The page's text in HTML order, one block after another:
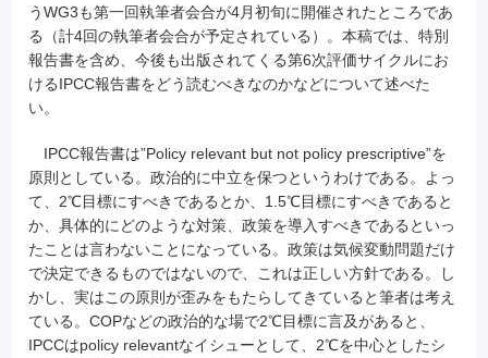
o
o
k
うWG3も第一回執筆者会合が4月初旬に開催されたところであ
る（計4回の執筆者会合が予定されている）。本稿では、特別
報告書を含め、今後も出版されてくる第6次評価サイクルにお
けるIPCC報告書をどう読むべきなのかなどについて述べた
い。
IPCC報告書は”Policy relevant but not policy prescriptive”を
原則としている。政治的に中立を保つというわけである。よっ
て、2℃目標にすべきであるとか、1.5℃目標にすべきであると
か、具体的にどのような対策、政策を導入すべきであるといっ
たことは言わないことになっている。政策は気候変動問題だけ
で決定できるものではないので、これは正しい方針である。し
かし、実はこの原則が歪みをもたらしてきていると筆者は考え
ている。COPなどの政治的な場で2℃目標に言及があると、
IPCCはpolicy relevantなイシューとして、2℃を中心としたシ